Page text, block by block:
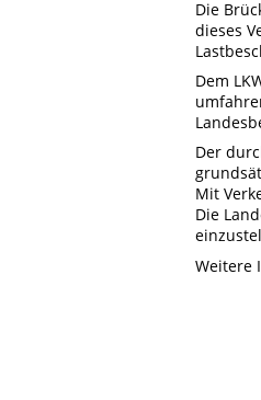
Die
dieses
Dem
Der
Mit
Die
Weitere